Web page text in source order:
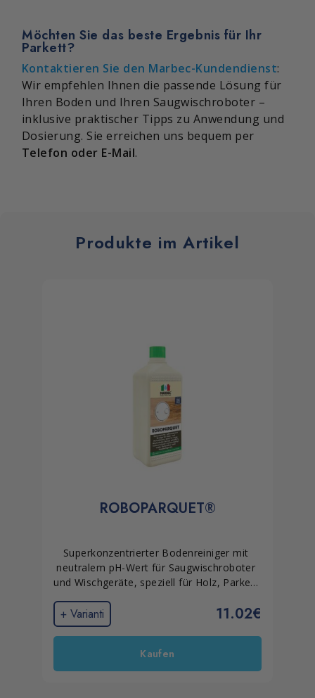
Möchten Sie das beste Ergebnis für Ihr
Parkett?
Kontaktieren Sie den Marbec-Kundendienst:
Wir empfehlen Ihnen die passende Lösung für
Ihren Boden und Ihren Saugwischroboter –
inklusive praktischer Tipps zu Anwendung und
Dosierung. Sie erreichen uns bequem per
Telefon oder E-Mail.
Produkte im Artikel
ROBOPARQUET®
Superkonzentrierter Bodenreiniger mit
neutralem pH-Wert für Saugwischroboter
und Wischgeräte, speziell für Holz, Parkett
Rückstände, schäumt nicht und trocknet
schnell. Hilft dabei, Schlieren und Schleier
Oberflächen.
+ Varianti 11.02€
Kaufen